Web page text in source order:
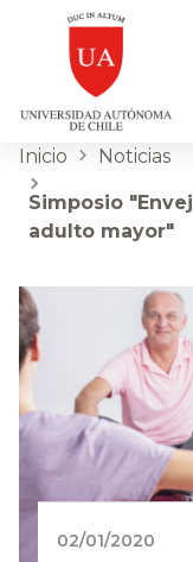
Inicio Noticias
Simposio
adulto mayor"
02/01/2020